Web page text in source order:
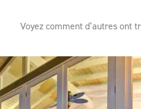
Voyez comment d’autres ont